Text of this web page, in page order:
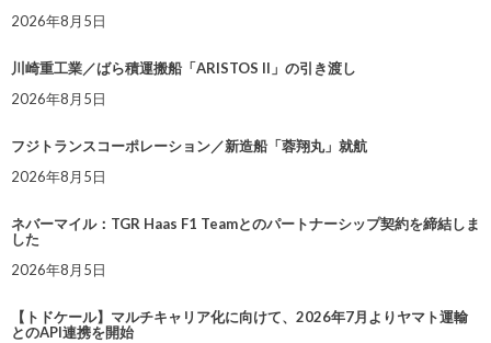
2026年8月5日
川崎重工業／ばら積運搬船「ARISTOS II」の引き渡し
2026年8月5日
フジトランスコーポレーション／新造船「蓉翔丸」就航
2026年8月5日
ネバーマイル：TGR Haas F1 Teamとのパートナーシップ契約を締結しま
した
2026年8月5日
【トドケール】マルチキャリア化に向けて、2026年7月よりヤマト運輸
とのAPI連携を開始